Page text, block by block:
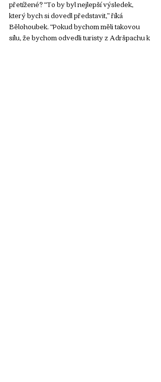
přetížené? “To by byl nejlepší výsledek,
který bych si dovedl představit,” říká
Bělohoubek. “Pokud bychom měli takovou
sílu, že bychom odvedli turisty z Adršpachu k